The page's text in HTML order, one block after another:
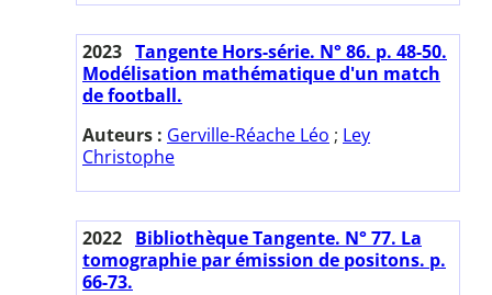
2023 Tangente Hors-série. N° 86. p. 48-50.
Modélisation mathématique d'un match
de football.
Auteurs : Gerville-Réache Léo ; Ley
Christophe
2022 Bibliothèque Tangente. N° 77. La
tomographie par émission de positons. p.
66-73.